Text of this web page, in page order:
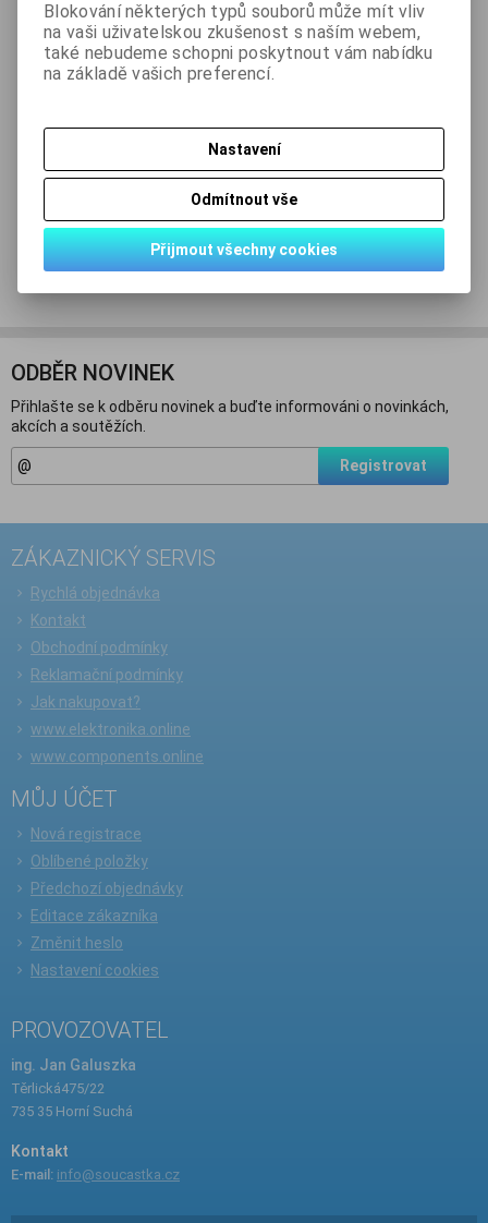
Skladem:1 ks
Doporučit výrobek
ODBĚR NOVINEK
Přihlašte se k odběru novinek a buďte informováni o novinkách,
akcích a soutěžích.
Registrovat
ZÁKAZNICKÝ SERVIS
Rychlá objednávka
Kontakt
Obchodní podmínky
Reklamační podmínky
Jak nakupovat?
www.elektronika.online
www.components.online
MŮJ ÚČET
Nová registrace
Oblíbené položky
Předchozí objednávky
Editace zákazníka
Změnit heslo
Nastavení cookies
PROVOZOVATEL
ing. Jan Galuszka
Těrlická475/22
735 35 Horní Suchá
Kontakt
E-mail: info@soucastka.cz
Blokování některých typů souborů může mít vliv
na vaši uživatelskou zkušenost s naším webem,
také nebudeme schopni poskytnout vám nabídku
na základě vašich preferencí.
Nastavení
Odmítnout vše
Přijmout všechny cookies